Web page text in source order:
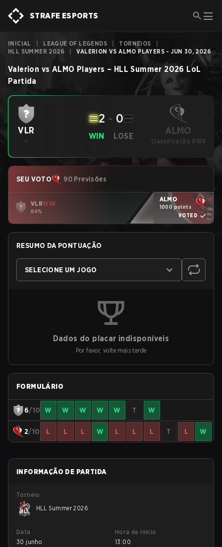
STRAFE ESPORTS
INICIAL LEAGUE OF LEGENDS TORNEIOS
HLL SUMMER 2026
VALERION VS ALMO PLAYERS - JUN 30, 2026
Valerion vs ALMO Players – HLL Summer 2026 LoL
Partida
VLR
-
WIN
2 - 0
LOSE ALMO
Classificação #188
SEU VOTO 90 Previsões
VLRWIN
64%
ALMO
1000 points
VOTED
RESUMO DA PONTUAÇÃO
SELECIONE UM JOGO
Dados do placar indisponíveis
Por favor, volte mais tarde
FORMULÁRIO
6/10 W W W W W T W
2/10 L L L W L L L T L W
INFORMAÇÃO DE PARTIDA
Torneio
HLL Summer 2026
Data
30 junho
Hora de início
13:00